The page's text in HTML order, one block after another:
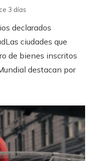
3 días
declarados
ciudades que
de bienes inscritos
destacan por